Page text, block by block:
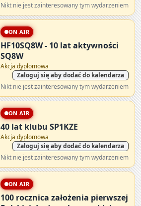
Nikt nie jest zainteresowany tym wydarzeniem
ON AIR
HF10SQ8W - 10 lat aktywności
SQ8W
Akcja dyplomowa
Zaloguj się aby dodać do kalendarza
Nikt nie jest zainteresowany tym wydarzeniem
ON AIR
40 lat klubu SP1KZE
Akcja dyplomowa
Zaloguj się aby dodać do kalendarza
Nikt nie jest zainteresowany tym wydarzeniem
ON AIR
100 rocznica założenia pierwszej